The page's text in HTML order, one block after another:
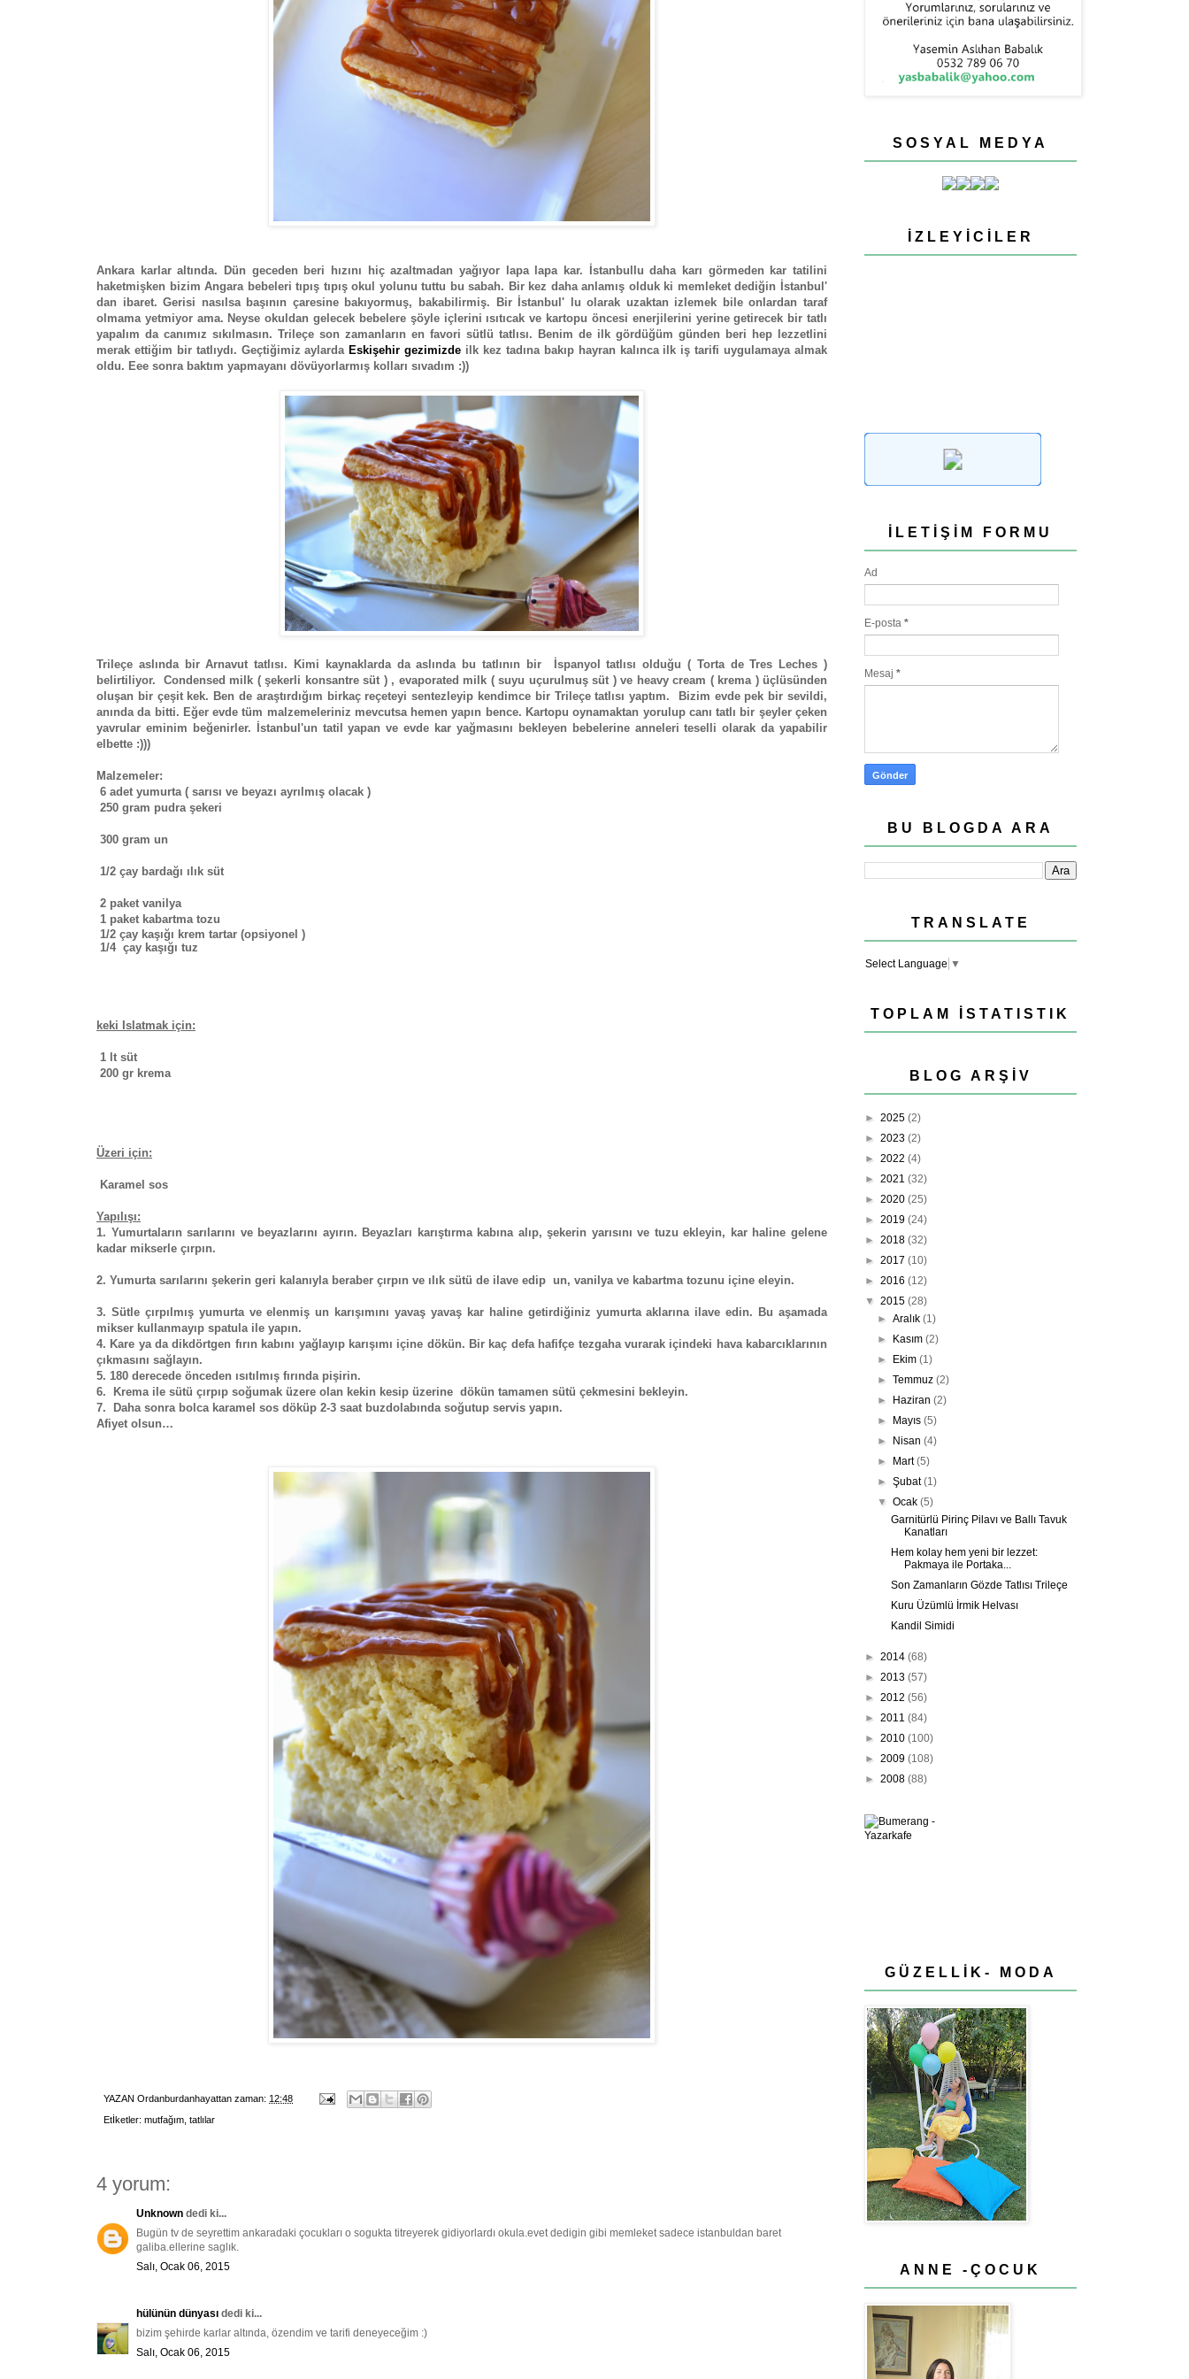
Ankara karlar altında. Dün geceden beri hızını hiç azaltmadan yağıyor lapa lapa kar. İstanbullu daha karı görmeden kar tatilini
haketmişken bizim Angara bebeleri tıpış tıpış okul yolunu tuttu bu sabah. Bir kez daha anlamış olduk ki memleket dediğin İstanbul'
dan ibaret. Gerisi nasılsa başının çaresine bakıyormuş, bakabilirmiş. Bir İstanbul' lu olarak uzaktan izlemek bile onlardan taraf
olmama yetmiyor ama. Neyse okuldan gelecek bebelere şöyle içlerini ısıtıcak ve kartopu öncesi enerjilerini yerine getirecek bir tatlı
yapalım da canımız sıkılmasın. Trileçe son zamanların en favori sütlü tatlısı. Benim de ilk gördüğüm günden beri hep lezzetlini
merak ettiğim bir tatlıydı. Geçtiğimiz aylardaEskişehir gezimizde ilk kez tadına bakıp hayran kalınca ilk iş tarifi uygulamaya almak
oldu. Eee sonra baktım yapmayanı dövüyorlarmış kolları sıvadım :))
Trileçe aslında bir Arnavut tatlısı. Kimi kaynaklarda da aslında bu tatlının bir İspanyol tatlısı olduğu ( Torta de Tres Leches )
belirtiliyor. Condensed milk ( şekerli konsantre süt ) , evaporated milk ( suyu uçurulmuş süt ) ve heavy cream ( krema ) üçlüsünden
oluşan bir çeşit kek. Ben de araştırdığım birkaç reçeteyi sentezleyip kendimce bir Trileçe tatlısı yaptım. Bizim evde pek bir sevildi,
anında da bitti. Eğer evde tüm malzemeleriniz mevcutsa hemen yapın bence. Kartopu oynamaktan yorulup canı tatlı bir şeyler çeken
yavrular eminim beğenirler. İstanbul'un tatil yapan ve evde kar yağmasını bekleyen bebelerine anneleri teselli olarak da yapabilir
elbette :)))
Malzemeler:
6 adet yumurta ( sarısı ve beyazı ayrılmış olacak )
250 gram pudra şekeri
300 gram un
1/2 çay bardağı ılık süt
2 paket vanilya
1 paket kabartma tozu
1/2 çay kaşığı krem tartar (opsiyonel )
1/4 çay kaşığı tuz
keki Islatmak için:
1 lt süt
200 gr krema
Üzeri için:
Karamel sos
Yapılışı:
1. Yumurtaların sarılarını ve beyazlarını ayırın. Beyazları karıştırma kabına alıp, şekerin yarısını ve tuzu ekleyin, kar haline gelene
kadar mikserle çırpın.
2. Yumurta sarılarını şekerin geri kalanıyla beraber çırpın ve ılık sütü de ilave edip un, vanilya ve kabartma tozunu içine eleyin.
3. Sütle çırpılmış yumurta ve elenmiş un karışımını yavaş yavaş kar haline getirdiğiniz yumurta aklarına ilave edin. Bu aşamada
mikser kullanmayıp spatula ile yapın.
4. Kare ya da dikdörtgen fırın kabını yağlayıp karışımı içine dökün. Bir kaç defa hafifçe tezgaha vurarak içindeki hava kabarcıklarının
çıkmasını sağlayın.
5. 180 derecede önceden ısıtılmış fırında pişirin.
6. Krema ile sütü çırpıp soğumak üzere olan kekin kesip üzerine dökün tamamen sütü çekmesini bekleyin.
7. Daha sonra bolca karamel sos döküp 2-3 saat buzdolabında soğutup servis yapın.
Afiyet olsun…
YAZAN Ordanburdanhayattan zaman: 12:48
Etİketler: mutfağım tatlılar
4 yorum:
Unknown dedi ki...
Bugün tv de seyrettim ankaradaki çocukları o sogukta titreyerek gidiyorlardı okula.evet dedigin gibi memleket sadece istanbuldan baret
galiba.ellerine saglık.
Salı, Ocak 06, 2015
hülünün dünyası dedi ki...
bizim şehirde karlar altında, özendim ve tarifi deneyeceğim :)
Salı, Ocak 06, 2015
SOSYAL MEDYA
İZLEYICILER
İLETIŞIM FORMU
Ad
E-posta *
Mesaj *
BU BLOGDA ARA
TRANSLATE
Select Language ▼
TOPLAM İSTATISTIK
BLOG ARŞIV
► 2025 (2)
► 2023 (2)
► 2022 (4)
► 2021 (32)
► 2020 (25)
► 2019 (24)
► 2018 (32)
► 2017 (10)
► 2016 (12)
▼ 2015 (28)
►Aralık(1)
► Kasım(2)
► Ekim(1)
►Temmuz(2)
► Haziran(2)
► Mayıs(5)
► Nisan(4)
► Mart(5)
►Şubat(1)
▼Ocak(5)
Garnitürlü Pirinç Pilavı ve Ballı Tavuk
Kanatları
Hem kolay hem yeni bir lezzet:
Pakmaya ile Portaka...
Son Zamanların Gözde Tatlısı Trileçe
Kuru Üzümlü İrmik Helvası
Kandil Simidi
► 2014 (68)
► 2013 (57)
► 2012 (56)
► 2011 (84)
► 2010 (100)
► 2009 (108)
► 2008 (88)
GÜZELLİK- MODA
ANNE -ÇOCUK